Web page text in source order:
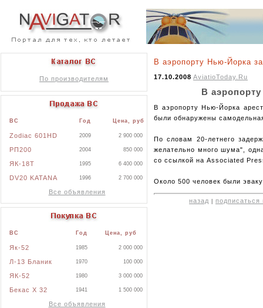
По производителям
ВС Год Цена, руб
Zodiac 601HD 2009 2 900 000
РП200 2004 850 000
ЯК-18Т 1995 6 400 000
DV20 KATANA 1996 2 700 000
Все объявления
ВС Год Цена, руб
Як-52 1985 2 000 000
Л-13 Бланик 1970 100 000
ЯК-52 1980 3 000 000
Бекас X 32 1941 1 500 000
Все объявления
В аэропорту Нью-Йорка
17.10.2008 AviatioToday.Ru
В
В аэропорту Нью-Йорка
были обнаружены
По словам 20-летнего
желательно много шума",
со ссылкой на Associated
Около 500 человек были
назад подписаться